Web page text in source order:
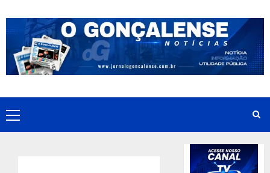
to
content
Primary
Menu